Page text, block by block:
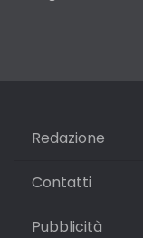
Redazione
Contatti
Pubblicità